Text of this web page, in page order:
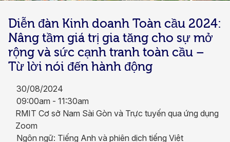
Diễn đàn Kinh doanh Toàn cầu 2024​:
Nâng tầm giá trị gia tăng cho sự mở
rộng và sức cạnh tranh toàn cầu –
Từ lời nói đến hành động
30/08/2024
09:00am - 11:30am
RMIT Cơ sở Nam Sài Gòn và Trực tuyến qua ứng dụng
Zoom​
Ngôn ngữ: Tiếng Anh và phiên dịch tiếng Việt